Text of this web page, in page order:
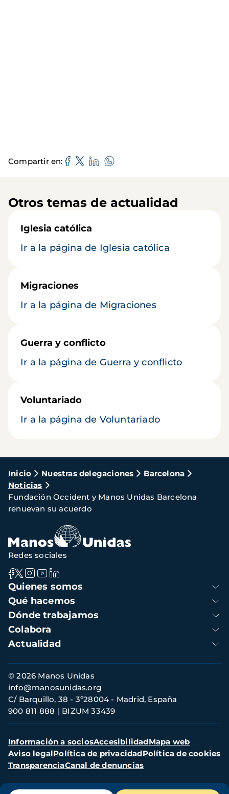
Compartir en
Otros temas de actualidad
Iglesia católica
Ir a la página de Iglesia católica
Migraciones
Ir a la página de Migraciones
Guerra y conflicto
Ir a la página de Guerra y conflicto
Voluntariado
Ir a la página de Voluntariado
Ruta
de
navegación
Inicio Nuestras delegaciones
Barcelona
Noticias
Fundación Occident y Manos Unidas Barcelona
renuevan su acuerdo
Navegación
principal
Quienes somos
Qué hacemos
Dónde trabajamos
Colabora
Actualidad
Redes sociales
Información
de
contacto
© 2026 Manos Unidas
C/ Barquillo, 38 - 3º28004 - Madrid, España
900 811 888
BIZUM 33439
info@manosunidas.org
Menú
secundario
Información a sociosAccesibilidadMapa web
Aviso legalPolítica de privacidadPolítica de cookies
TransparenciaCanal de denuncias